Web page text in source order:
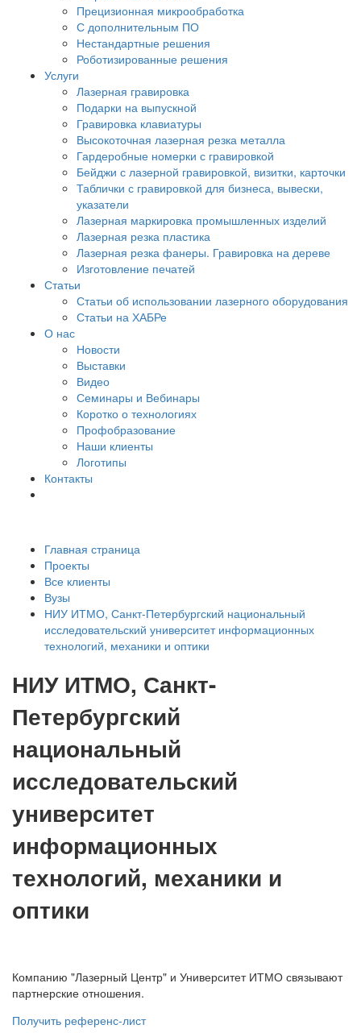
Прецизионная микрообработка
С дополнительным ПО
Нестандартные решения
Роботизированные решения
Услуги
Лазерная гравировка
Подарки на выпускной
Гравировка клавиатуры
Высокоточная лазерная резка металла
Гардеробные номерки с гравировкой
Бейджи с лазерной гравировкой, визитки, карточки
Таблички с гравировкой для бизнеса, вывески,
указатели
Лазерная маркировка промышленных изделий
Лазерная резка пластика
Лазерная резка фанеры. Гравировка на дереве
Изготовление печатей
Статьи
Статьи об использовании лазерного оборудования
Статьи на ХАБРе
О нас
Новости
Выставки
Видео
Семинары и Вебинары
Коротко о технологиях
Профобразование
Наши клиенты
Логотипы
Контакты
Главная страница
Проекты
Все клиенты
Вузы
НИУ ИТМО, Санкт-Петербургский национальный
исследовательский университет информационных
технологий, механики и оптики
НИУ ИТМО, Санкт-
Петербургский
национальный
исследовательский
университет
информационных
технологий, механики и
оптики
Компанию "Лазерный Центр" и Университет ИТМО связывают
партнерские отношения.
Получить референс-лист